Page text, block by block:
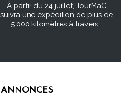
À partir du 24 juillet, TourMaG
suivra une expédition de plus de
5 000 kilomètres à travers...
ANNONCES